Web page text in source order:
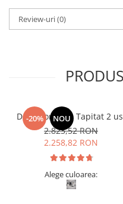
Review-uri(0)
-20% NOU
Dormitor Vista Tapitat
2.823,52 RON
2.258,82 RON
Alege culoarea: